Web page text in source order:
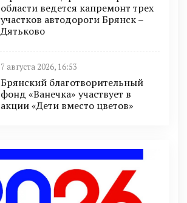
области ведется капремонт трех
участков автодороги Брянск –
Дятьково
7 августа 2026, 16:53
Брянский благотворительный
фонд «Ванечка» участвует в
акции «Дети вместо цветов»